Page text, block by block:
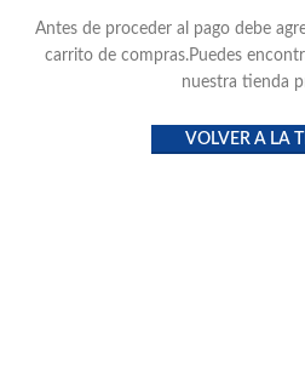
Antes de proceder al pago debe
carrito de compras.Puedes
nuestra tienda
VOLVER A LA